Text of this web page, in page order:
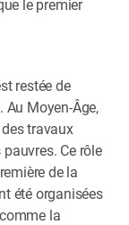
restée de
Moyen-Âge,
travaux
Ce rôle
de la
été organisées
la